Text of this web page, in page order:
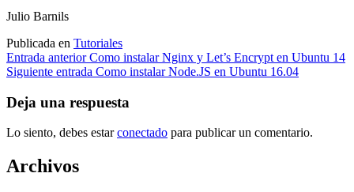
Julio Barnils
Publicada en Tutoriales
Navegación
de
entradas
Entrada anteriorComo instalar Nginx y Let’s Encrypt en Ubuntu 14
Siguiente entrada Como instalar Node.JS en Ubuntu 16.04
Deja una respuesta
Lo siento, debes estarconectado para publicar un comentario.
Archivos